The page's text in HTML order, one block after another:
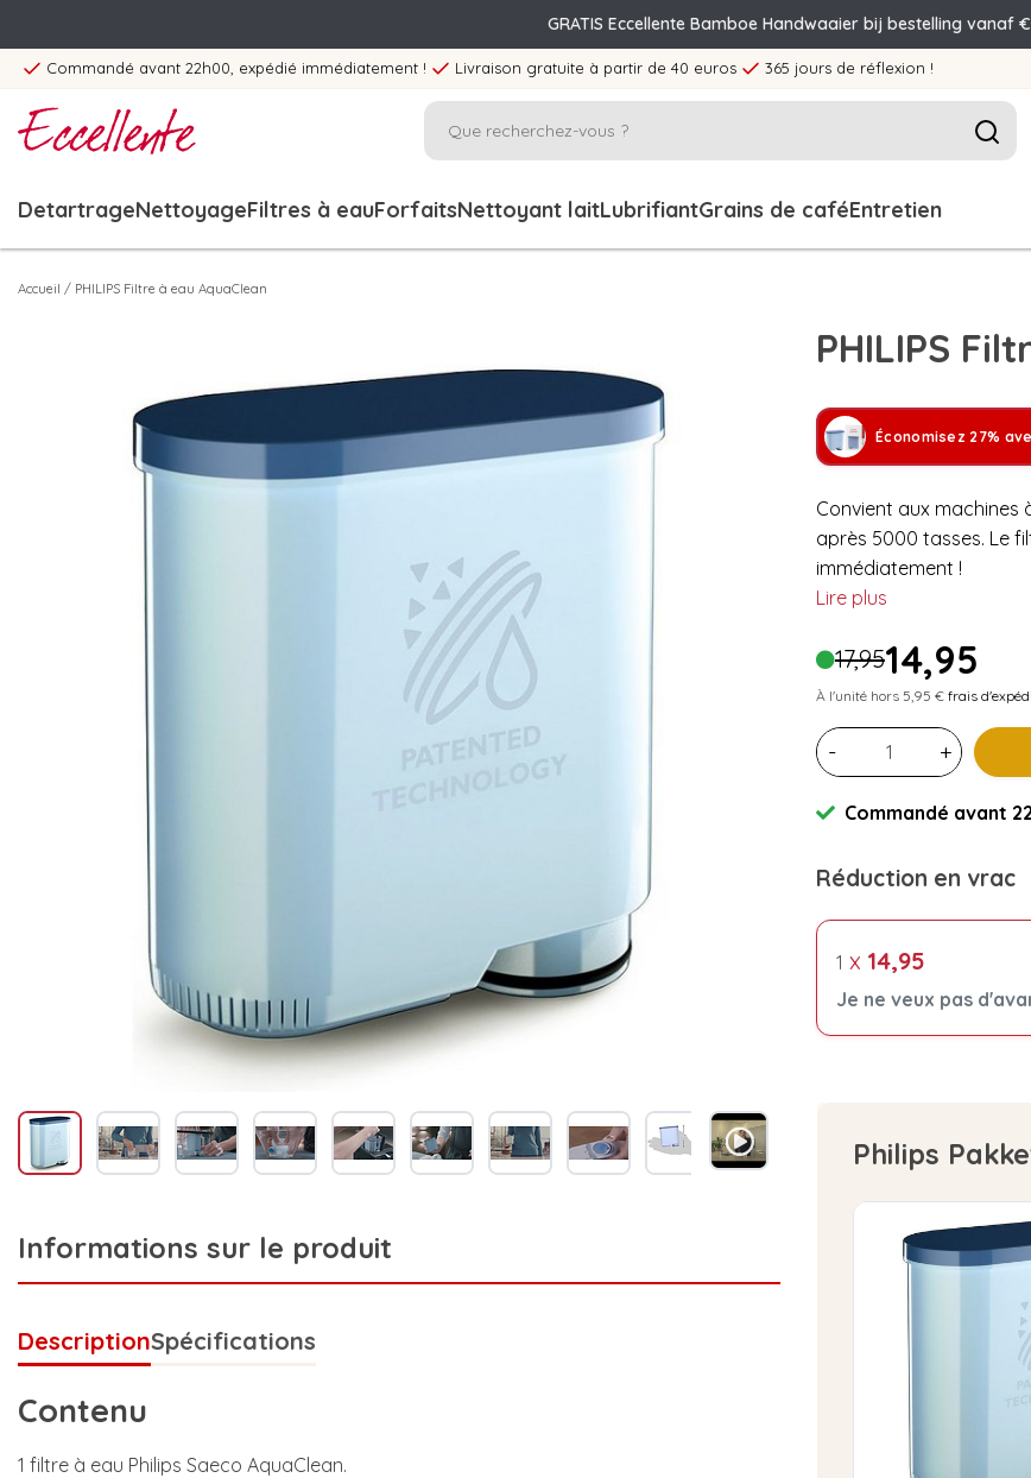
GRATIS Eccellente Bamboe Handwaaier bij bestelling vanaf
Commandé avant 22h00, expédié immédiatement ! Livraison gratuite à partir de 40 euros 365 jours de réflexion !
DetartrageNettoyageFiltres à eauForfaitsNettoyant laitLubrifiantGrains de caféEntretien
Accueil / PHILIPS Filtre à eau AquaClean
Informations sur le produit
DescriptionSpécifications
Contenu
1 filtre à eau Philips Saeco AquaClean.
PHILIPS
Économisez 27%
Convient aux machines
après 5000 tasses. Le
immédiatement !
Lire plus
17,9514,95
À l'unité hors 5,95 € frais
- +
Commandé avant
Réduction en vrac
1 x 14,95
Je ne veux pas
Philips